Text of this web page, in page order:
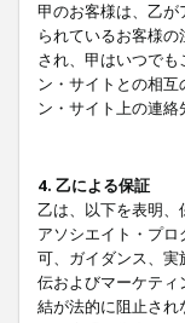
甲のお客様は、乙
られているお客様
され、甲はいつで
ン・サイトとの相
ン・サイト上の連
4. 乙による保証
乙は、以下を表明、
アソシエイト・プ
可、ガイダンス、
伝およびマーケティ
結が法的に阻止され